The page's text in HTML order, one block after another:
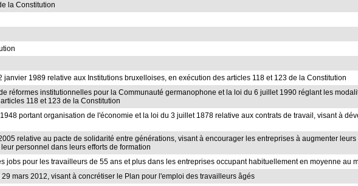
la Constitution
1989 relative aux Institutions bruxelloises, en exécution des articles 118 et 123 de la Constitution
réformes institutionnelles pour la Communauté germanophone et la loi du 6 juillet 1990 réglant les
118 et 123 de la Constitution
portant organisation de l'économie et la loi du 3 juillet 1878 relative aux contrats de travail, visant à
relative au pacte de solidarité entre générations, visant à encourager les entreprises à augmenter
personnel dans leurs efforts de formation
jobs pour les travailleurs de 55 ans et plus dans les entreprises occupant habituellement en moyenne au
mars 2012, visant à concrétiser le Plan pour l'emploi des travailleurs âgés